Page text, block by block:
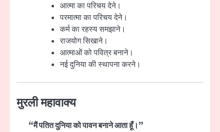
आत्मा का परिचय देने।
परमात्मा का परिचय देने।
कर्म का रहस्य समझाने।
राजयोग सिखाने।
आत्माओं को पवित्र बनाने।
नई दुनिया की स्थापना करने।
मुरली महावाक्य
“मैं पतित दुनिया को पावन बनाने आता हूँ।”